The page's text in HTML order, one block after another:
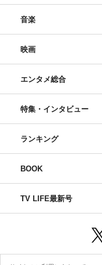
音楽
映画
エンタメ総合
特集・インタビュー
ランキング
BOOK
TV LIFE最新号